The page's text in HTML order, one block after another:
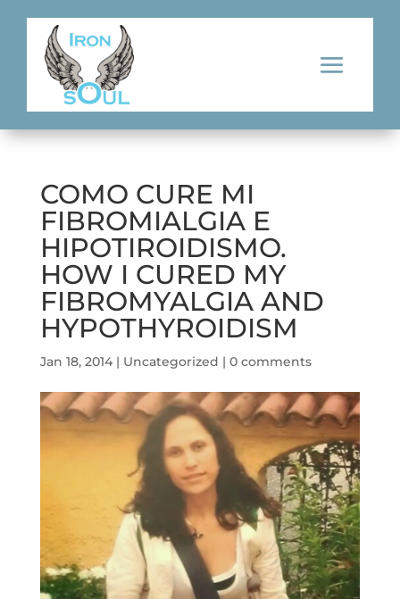
COMO CURE MI
FIBROMIALGIA E
HIPOTIROIDISMO.
HOW I CURED MY
FIBROMYALGIA AND
HYPOTHYROIDISM
Jan 18, 2014| Uncategorized | 0 comments